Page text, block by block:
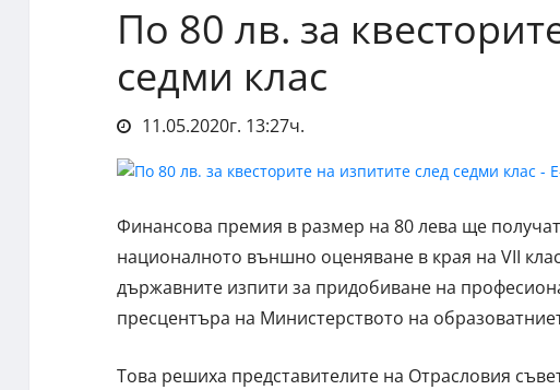
По 80 лв. за
седми клас
11.05.2020г. 13:27ч.
Финансова премия в размер на 80 лева ще
националното външно оценяване в края на VII
държавните изпити за придобиване на
пресцентъра на Министерството на
Това решиха представителите на Отрасловия